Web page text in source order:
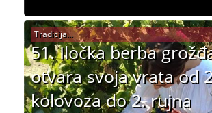
51. Iločka berba
otvara svoja vrata od
kolovoza do 2. rujna
Tradicija...